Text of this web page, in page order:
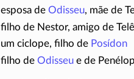
esposa de Odisseu, mãe de
filho de Nestor, amigo de
um ciclope, filho de Posídon
filho de Odisseu e de